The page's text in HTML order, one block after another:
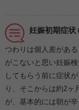
妊娠初期症状
つわりは個人差があ
がこないと思い妊娠
してもらう前に症状
り、そこからは約2ヶ
が、基本的には朝が